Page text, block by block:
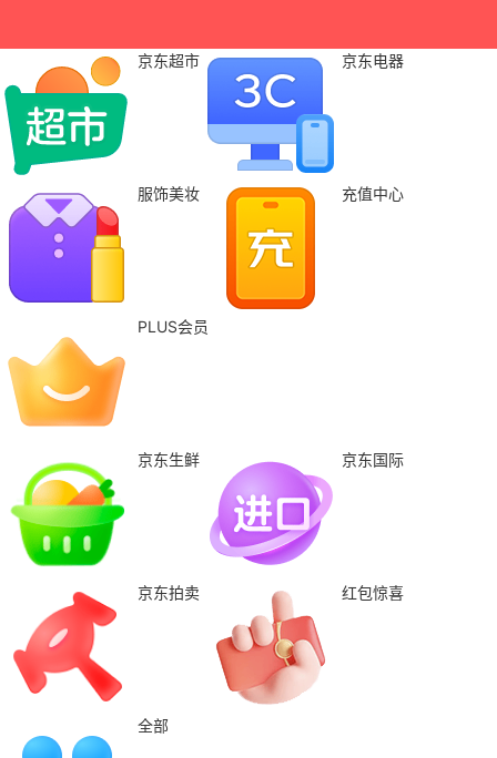
京东超市 京东电器
服饰美妆 充值中心
PLUS会员
京东生鲜 京东国际
京东拍卖 红包惊喜
全部